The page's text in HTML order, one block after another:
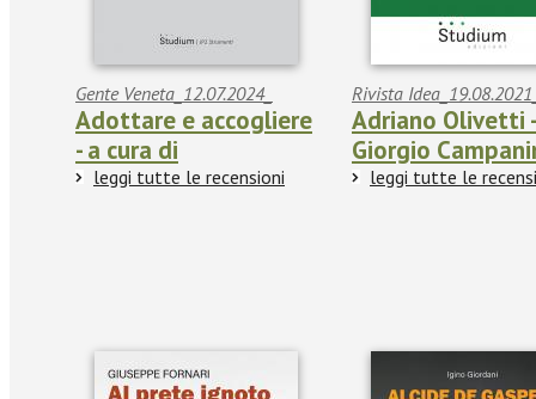
Gente Veneta_12.07.2024_
Adottare e accogliere
- a cura di
leggi tutte le recensioni
Rivista
Adriano Olivetti
Giorgio
leggi tutte le